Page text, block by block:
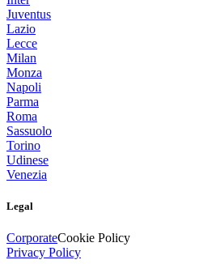
Juventus
Lazio
Lecce
Milan
Monza
Napoli
Parma
Roma
Sassuolo
Torino
Udinese
Venezia
Legal
CorporateCookie Policy
Privacy Policy